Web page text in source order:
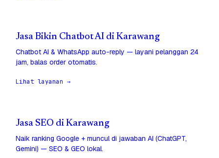
Jasa Bikin Chatbot AI di Karawang
Chatbot AI & WhatsApp auto-reply — layani pelanggan 24
jam, balas order otomatis.
Lihat layanan →
Jasa SEO di Karawang
Naik ranking Google + muncul di jawaban AI (ChatGPT,
Gemini) — SEO & GEO lokal.